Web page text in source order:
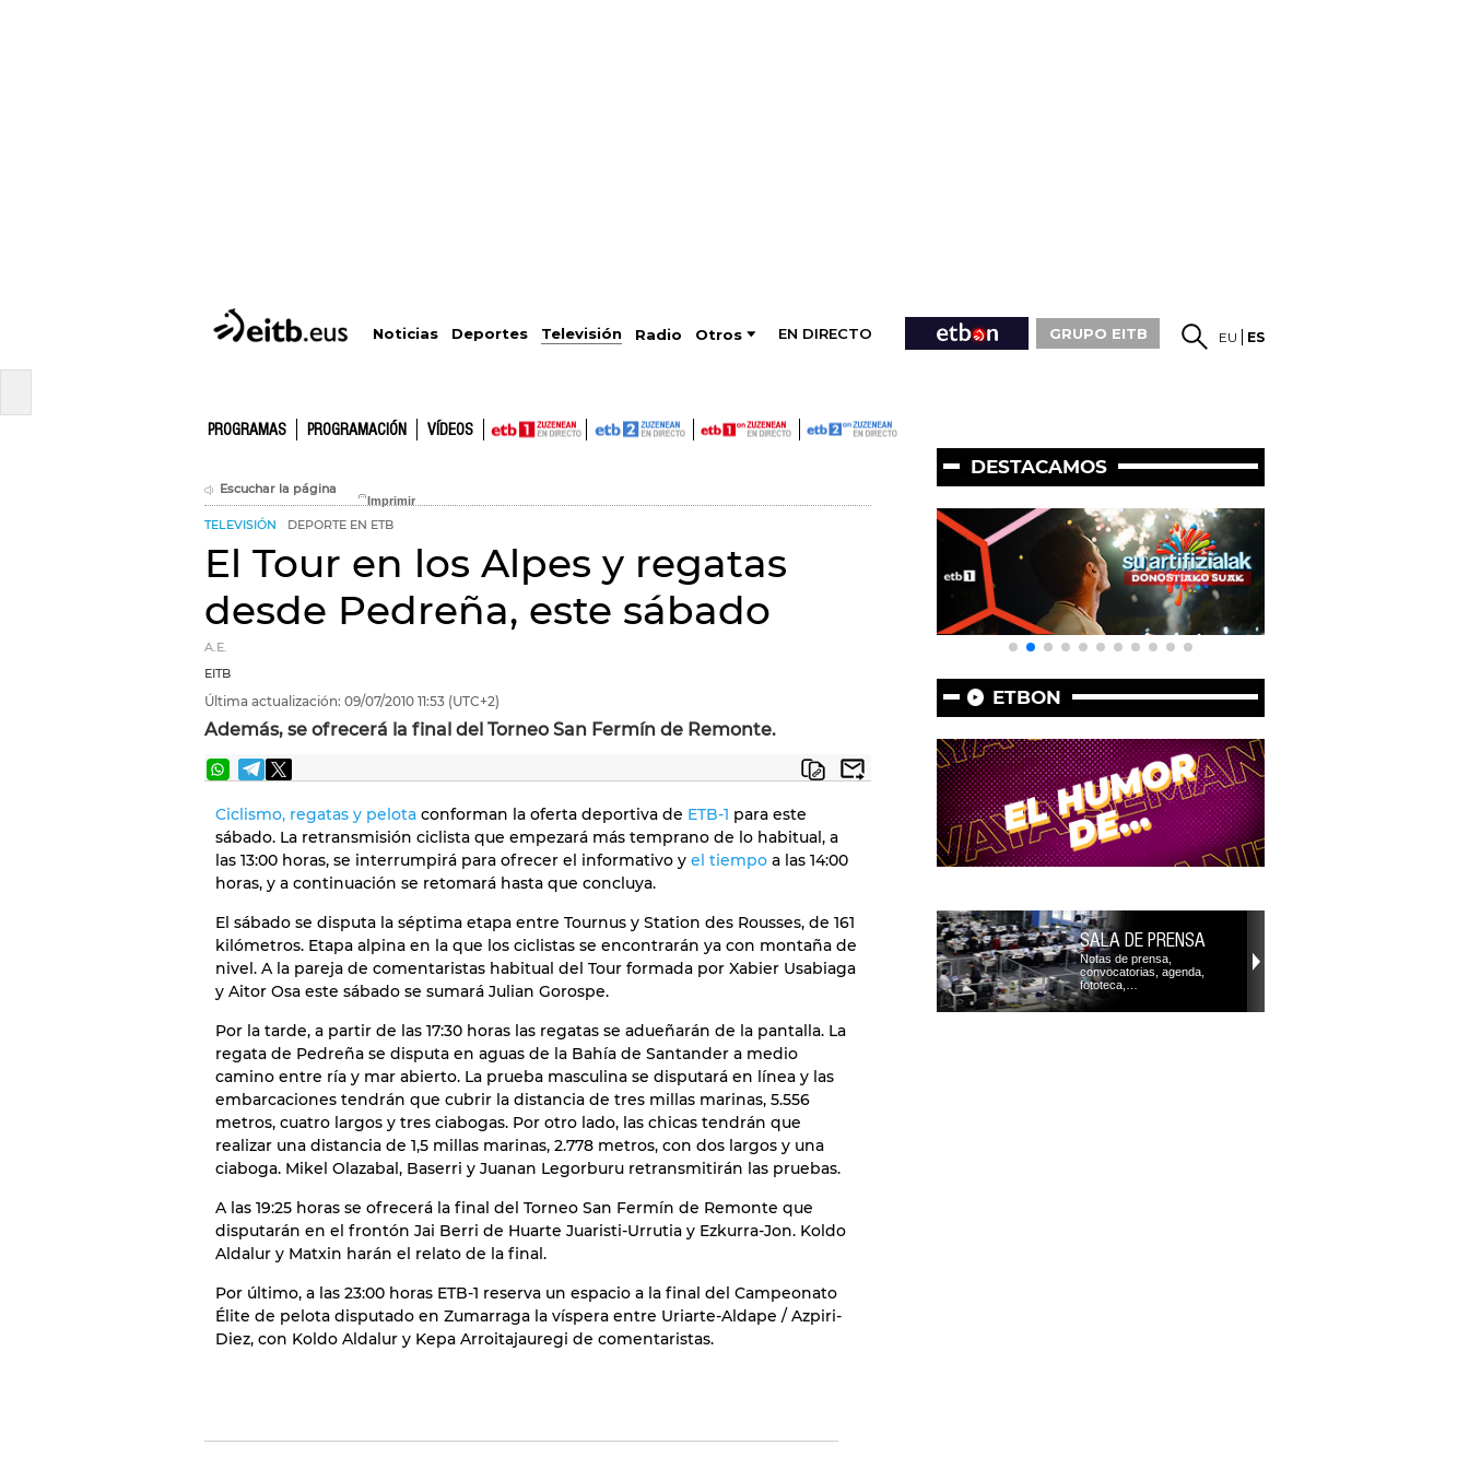
Noticias Deportes Televisión Radio Otros EN DIRECTO GRUPO EITB EU ES
PROGRAMAS PROGRAMACIÓN VÍDEOS
Escuchar la página
TELEVISIÓN DEPORTE EN ETB
El Tour en los Alpes y regatas
desde Pedreña, este sábado
A.E.
EITB
Última actualización: 09/07/2010 11:53 (UTC+2)
Además, se ofrecerá la final del Torneo San Fermín de Remonte.
Ciclismo, regatas y pelota conforman la oferta deportiva de ETB-1 para este
sábado. La retransmisión ciclista que empezará más temprano de lo habitual, a
las 13:00 horas, se interrumpirá para ofrecer el informativo y el tiempo a las 14:00
horas, y a continuación se retomará hasta que concluya.
El sábado se disputa la séptima etapa entre Tournus y Station des Rousses, de 161
kilómetros. Etapa alpina en la que los ciclistas se encontrarán ya con montaña de
nivel. A la pareja de comentaristas habitual del Tour formada por Xabier Usabiaga
y Aitor Osa este sábado se sumará Julian Gorospe.
Por la tarde, a partir de las 17:30 horas las regatas se adueñarán de la pantalla. La
regata de Pedreña se disputa en aguas de la Bahía de Santander a medio
camino entre ría y mar abierto. La prueba masculina se disputará en línea y las
embarcaciones tendrán que cubrir la distancia de tres millas marinas, 5.556
metros, cuatro largos y tres ciabogas. Por otro lado, las chicas tendrán que
realizar una distancia de 1,5 millas marinas, 2.778 metros, con dos largos y una
ciaboga. Mikel Olazabal, Baserri y Juanan Legorburu retransmitirán las pruebas.
A las 19:25 horas se ofrecerá la final del Torneo San Fermín de Remonte que
disputarán en el frontón Jai Berri de Huarte Juaristi-Urrutia y Ezkurra-Jon. Koldo
Aldalur y Matxin harán el relato de la final.
Por último, a las 23:00 horas ETB-1 reserva un espacio a la final del Campeonato
Élite de pelota disputado en Zumarraga la víspera entre Uriarte-Aldape / Azpiri-
Diez, con Koldo Aldalur y Kepa Arroitajauregi de comentaristas.
DESTACAMOS
ETBON
SALA DE PRENSA
Notas de prensa,
convocatorias, agenda,
fototeca,…